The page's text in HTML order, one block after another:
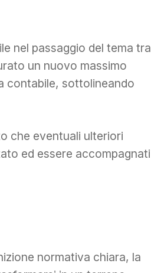
nel passaggio del tema tra
un nuovo massimo
contabile, sottolineando
che eventuali ulteriori
ed essere accompagnati
normativa chiara, la